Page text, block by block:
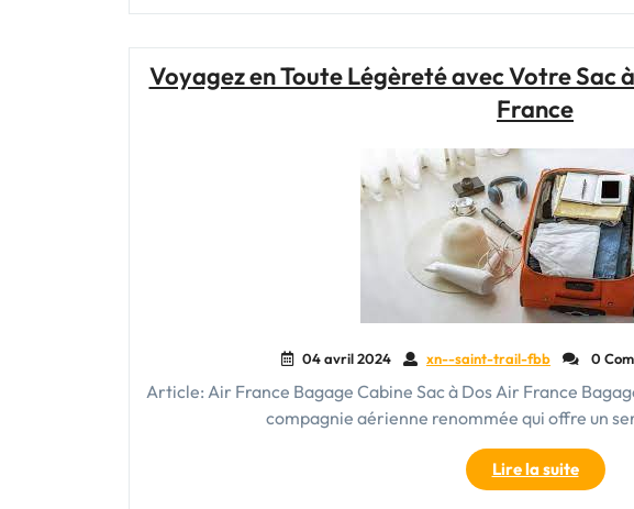
de
Cabine
Avion
de
Voyage
et
Voyagez en Toute Légèreté avec Votre Sac
France
04 avril 2024 xn--saint-trail-fbb 0
Article: Air France Bagage Cabine Sac à Dos Air France
compagnie aérienne renommée qui offre un
Lire la suite
en